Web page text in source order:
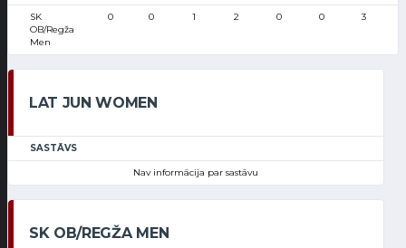
SK
OB/Regža
Men
0 0 1 2 0 0 3
LAT JUN WOMEN
SASTĀVS
Nav informācija par sastāvu
SK OB/REGŽA MEN